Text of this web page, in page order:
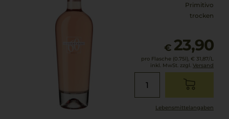
Primitivo
trocken
€ 23,90
pro Flasche (0.75l), € 31,87/L
inkl. MwSt. zzgl. Versand
Lebensmittel­angaben